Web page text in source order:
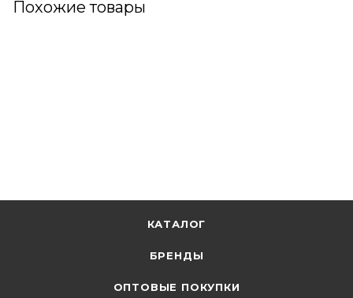
Похожие товары
КАТАЛОГ
БРЕНДЫ
ОПТОВЫЕ ПОКУПКИ